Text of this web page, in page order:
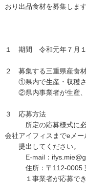
おり出品食材を募集します
１ 期間 令和元年７月１
２ 募集する三重県産食
①県内で生産・収穫さ
②県内事業者が生産、
３ 応募方法
所定の応募様式に必
会社アイフィスまでeメ
提出してください。
E-mail：
住所：〒112-0005 東
１事業者が応募できる